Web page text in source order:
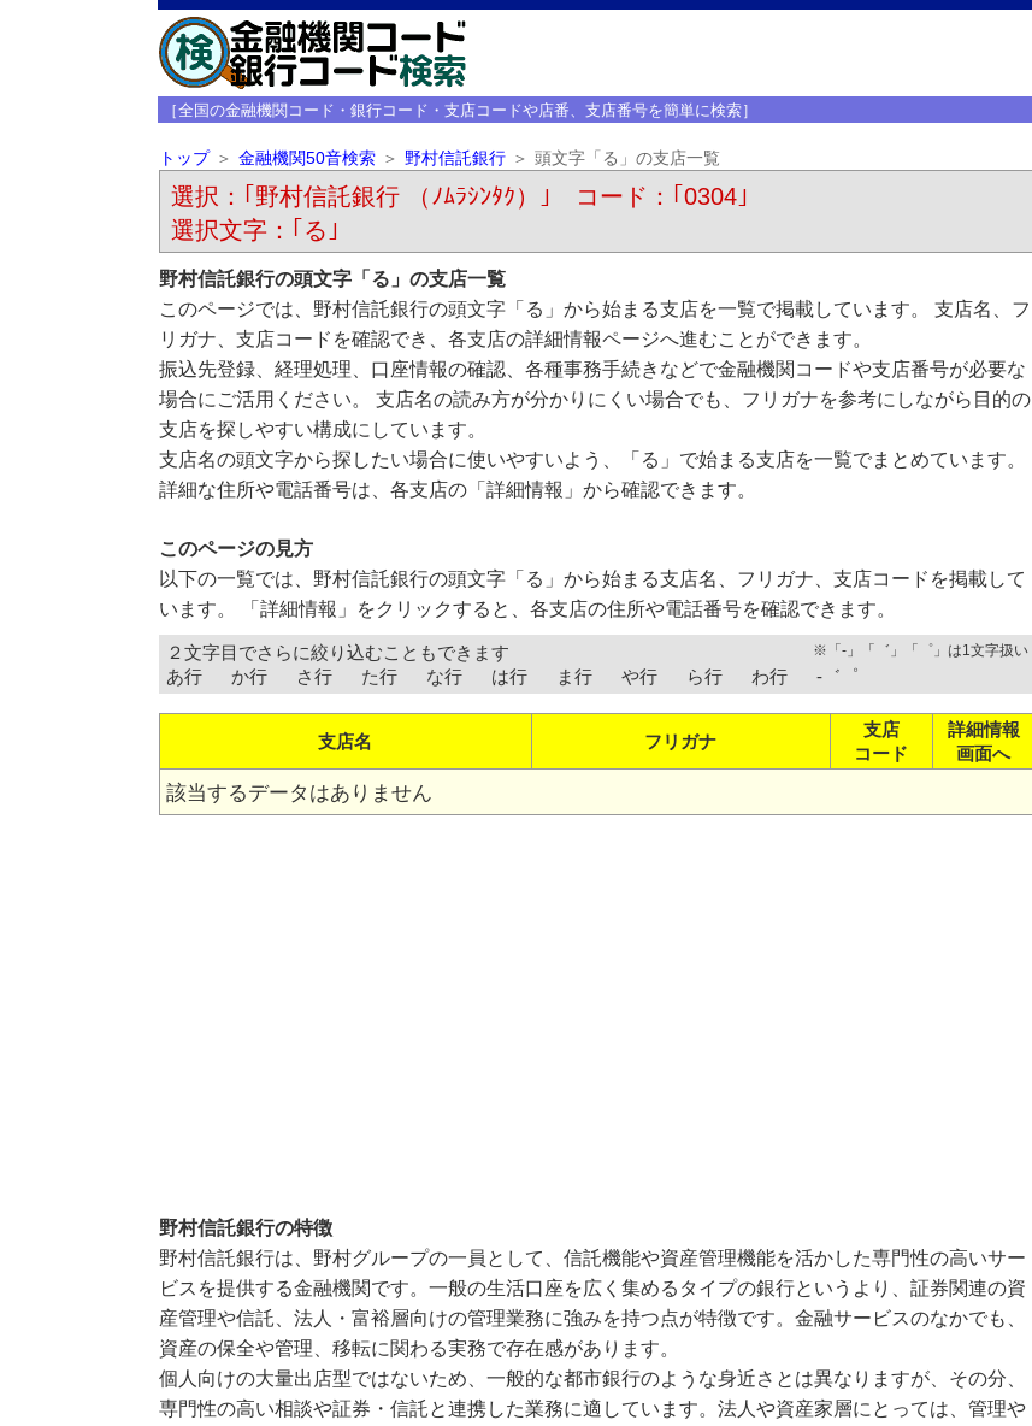
［全国の金融機関コード・銀行コード・支店コードや店番、支店番号を簡単に検索］
トップ 金融機関50音検索 野村信託銀行 頭文字「る」の支店一覧
選択：｢野村信託銀行 （ﾉﾑﾗｼﾝﾀｸ）｣ コード：｢0304｣
選択文字：｢る｣
野村信託銀行の頭文字「る」の支店一覧
このページでは、野村信託銀行の頭文字「る」から始まる支店を一覧で掲載しています。 支店名、フ
リガナ、支店コードを確認でき、各支店の詳細情報ページへ進むことができます。
振込先登録、経理処理、口座情報の確認、各種事務手続きなどで金融機関コードや支店番号が必要な
場合にご活用ください。 支店名の読み方が分かりにくい場合でも、フリガナを参考にしながら目的の
支店を探しやすい構成にしています。
支店名の頭文字から探したい場合に使いやすいよう、「る」で始まる支店を一覧でまとめています。
詳細な住所や電話番号は、各支店の「詳細情報」から確認できます。
このページの見方
以下の一覧では、野村信託銀行の頭文字「る」から始まる支店名、フリガナ、支店コードを掲載して
います。 「詳細情報」をクリックすると、各支店の住所や電話番号を確認できます。
２文字目でさらに絞り込むこともできます ※「-」「゛」「゜」は1文字扱い
あ行 か行 さ行 た行 な行 は行 ま行 や行 ら行 わ行 -゛゜
支店名 フリガナ
支店
コード
詳細情報
画面へ
該当するデータはありません
野村信託銀行の特徴
野村信託銀行は、野村グループの一員として、信託機能や資産管理機能を活かした専門性の高いサー
ビスを提供する金融機関です。一般の生活口座を広く集めるタイプの銀行というより、証券関連の資
産管理や信託、法人・富裕層向けの管理業務に強みを持つ点が特徴です。金融サービスのなかでも、
資産の保全や管理、移転に関わる実務で存在感があります。
個人向けの大量出店型ではないため、一般的な都市銀行のような身近さとは異なりますが、その分、
専門性の高い相談や証券・信託と連携した業務に適しています。法人や資産家層にとっては、管理や